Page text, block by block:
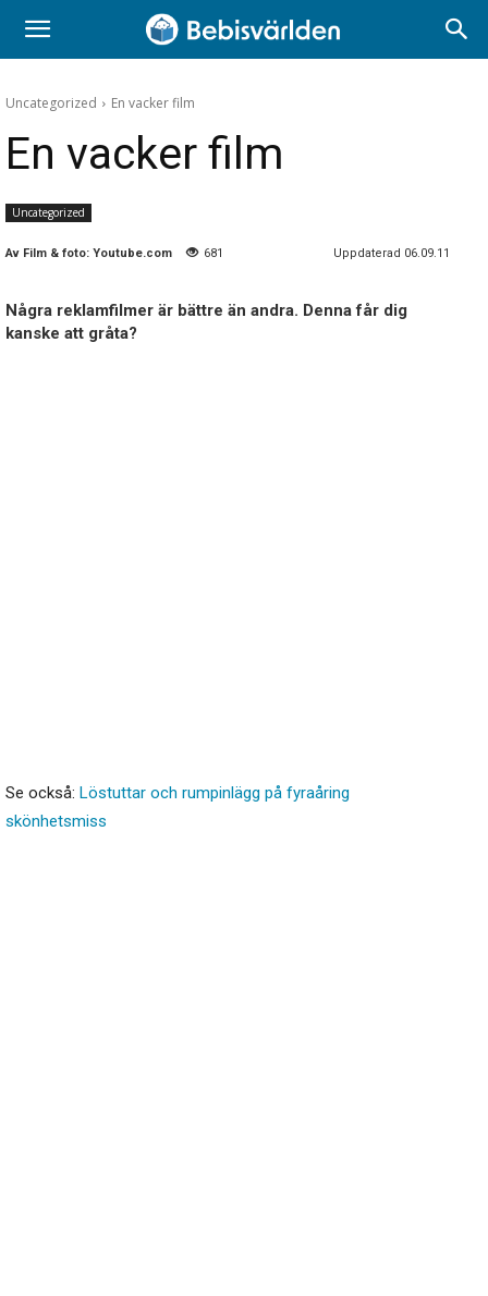
Uncategorized En vacker film
En vacker film
Uncategorized
Av Film & foto: Youtube.com 681 Uppdaterad 06.09.11
Några reklamfilmer är bättre än andra. Denna får dig
kanske att gråta?
Se också: Löstuttar och rumpinlägg på fyraåring
skönhetsmiss